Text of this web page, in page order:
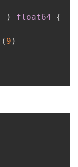
) float64
{
( 9 )